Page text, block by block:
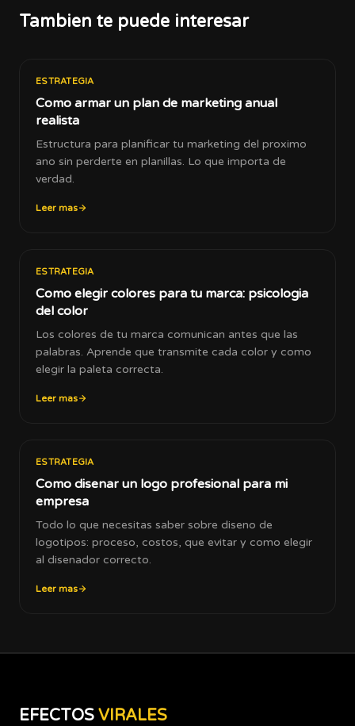
Tambien te puede interesar
ESTRATEGIA
Como armar un plan de marketing anual
realista
Estructura para planificar tu marketing del proximo
ano sin perderte en planillas. Lo que importa de
verdad.
Leer mas
ESTRATEGIA
Como elegir colores para tu marca: psicologia
del color
Los colores de tu marca comunican antes que las
palabras. Aprende que transmite cada color y como
elegir la paleta correcta.
Leer mas
ESTRATEGIA
Como disenar un logo profesional para mi
empresa
Todo lo que necesitas saber sobre diseno de
logotipos: proceso, costos, que evitar y como elegir
al disenador correcto.
Leer mas
EFECTOS VIRALES